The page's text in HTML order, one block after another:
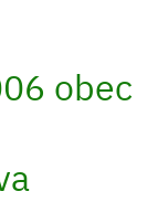
obec